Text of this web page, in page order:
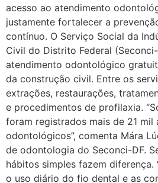
acesso ao atendimento
justamente fortalecer a
contínuo. O Serviço Social da
Civil do Distrito Federal
atendimento odontológico
da construção civil. Entre os
extrações, restaurações,
e procedimentos de profilaxia.
foram registrados mais de 21 mil
odontológicos”, comenta Mára
de odontologia do Seconci-DF.
hábitos simples fazem diferença.
o uso diário do fio dental e as